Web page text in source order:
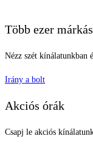
Több ezer
Nézz szét kínálatunkban
Irány a bolt
Akciós órák
Csapj le akciós